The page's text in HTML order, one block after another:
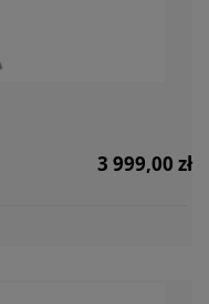
3 999,00 zł